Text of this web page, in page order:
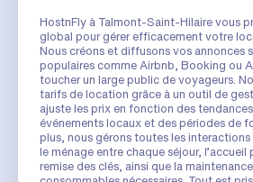
HostnFly à Talmont-Saint-Hilaire vous
global pour gérer efficacement votre
Nous créons et diffusons vos annonces
populaires comme Airbnb, Booking ou
toucher un large public de voyageurs.
tarifs de location grâce à un outil de
ajuste les prix en fonction des
événements locaux et des périodes de
plus, nous gérons toutes les
le ménage entre chaque séjour, l’accueil
remise des clés, ainsi que la